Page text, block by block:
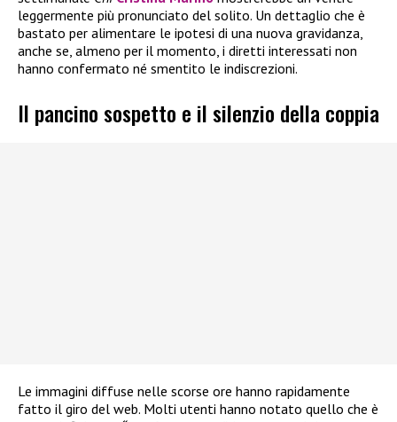
leggermente più pronunciato del solito. Un dettaglio che è
bastato per alimentare le ipotesi di una nuova gravidanza,
anche se, almeno per il momento, i diretti interessati non
hanno confermato né smentito le indiscrezioni.
Il pancino sospetto e il silenzio della coppia
Le immagini diffuse nelle scorse ore hanno rapidamente
fatto il giro del web. Molti utenti hanno notato quello che è